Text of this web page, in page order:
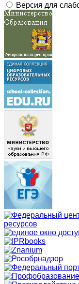
Версия для